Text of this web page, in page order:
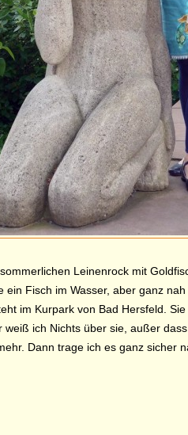
Leinenrock mit
ein Fisch im Wasser, aber ganz nah
im Kurpark von Bad Hersfeld.
weiß ich Nichts über sie, außer
Dann trage ich es ganz sicher